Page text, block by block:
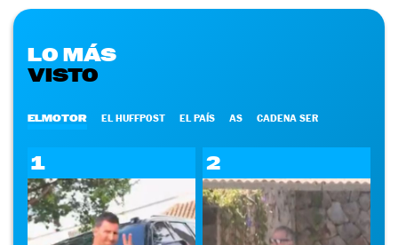
LO MÁS
VISTO
ELMOTOR EL HUFFPOST EL PAÍS AS CADENA SER
1 2